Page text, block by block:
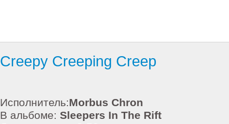
Creepy Creeping Creep
Исполнитель:Morbus Chron
В альбоме: Sleepers In The Rift